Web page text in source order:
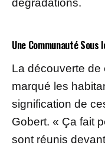
dégradations.
Une Communauté Sous
La découverte de
marqué les
signification de
Gobert. « Ça fait
sont réunis